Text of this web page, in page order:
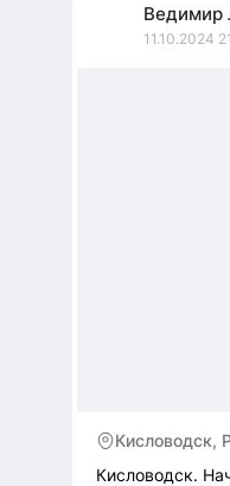
Ведимир
11.10.2024
Кисловодск,
Кисловодск.